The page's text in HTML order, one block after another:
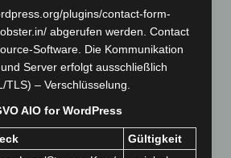
plugins/contact-form-
abgerufen werden. Contact
Software. Die Kommunikation
Server erfolgt ausschließlich
TLS) – Verschlüsselung.
AIO for WordPress
Gültigkeit